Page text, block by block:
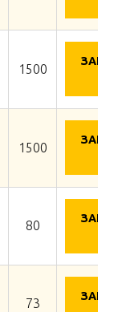
1500
1500
80
73